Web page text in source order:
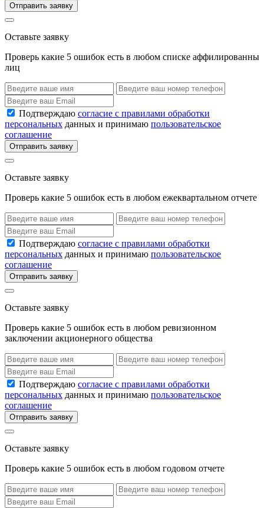
Отправить заявку
Оставьте заявку
Проверь какие 5 ошибок есть в любом списке аффилированны
лиц
Подтверждаю согласие с правилами обработки
персональных данных и принимаю пользовательское
соглашение
Отправить заявку
Оставьте заявку
Проверь какие 5 ошибок есть в любом ежеквартальном отчете
Подтверждаю согласие с правилами обработки
персональных данных и принимаю пользовательское
соглашение
Отправить заявку
Оставьте заявку
Проверь какие 5 ошибок есть в любом ревизионном
заключении акционерного общества
Подтверждаю согласие с правилами обработки
персональных данных и принимаю пользовательское
соглашение
Отправить заявку
Оставьте заявку
Проверь какие 5 ошибок есть в любом годовом отчете